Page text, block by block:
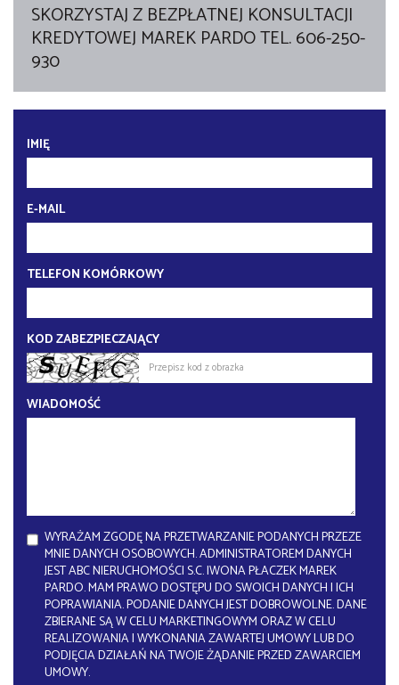
SKORZYSTAJ Z BEZPŁATNEJ KONSULTACJI
KREDYTOWEJ MAREK PARDO TEL. 606-250-
930
IMIĘ
E-MAIL
TELEFON KOMÓRKOWY
KOD ZABEZPIECZAJĄCY
WIADOMOŚĆ
WYRAŻAM ZGODĘ NA PRZETWARZANIE PODANYCH PRZEZE
MNIE DANYCH OSOBOWYCH. ADMINISTRATOREM DANYCH
JEST ABC NIERUCHOMOŚCI S.C. IWONA PŁACZEK MAREK
PARDO. MAM PRAWO DOSTĘPU DO SWOICH DANYCH I ICH
POPRAWIANIA. PODANIE DANYCH JEST DOBROWOLNE. DANE
ZBIERANE SĄ W CELU MARKETINGOWYM ORAZ W CELU
REALIZOWANIA I WYKONANIA ZAWARTEJ UMOWY LUB DO
PODJĘCIA DZIAŁAŃ NA TWOJE ŻĄDANIE PRZED ZAWARCIEM
UMOWY.